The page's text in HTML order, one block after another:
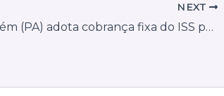
NEXT
Santarém (PA) adota cobrança fixa do ISS para sociedades de profissionais